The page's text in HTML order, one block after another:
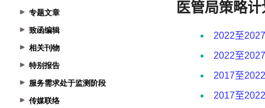
专题文章
致函编辑
相关刊物
特别报告
服务需求处于监测阶段
传媒联络